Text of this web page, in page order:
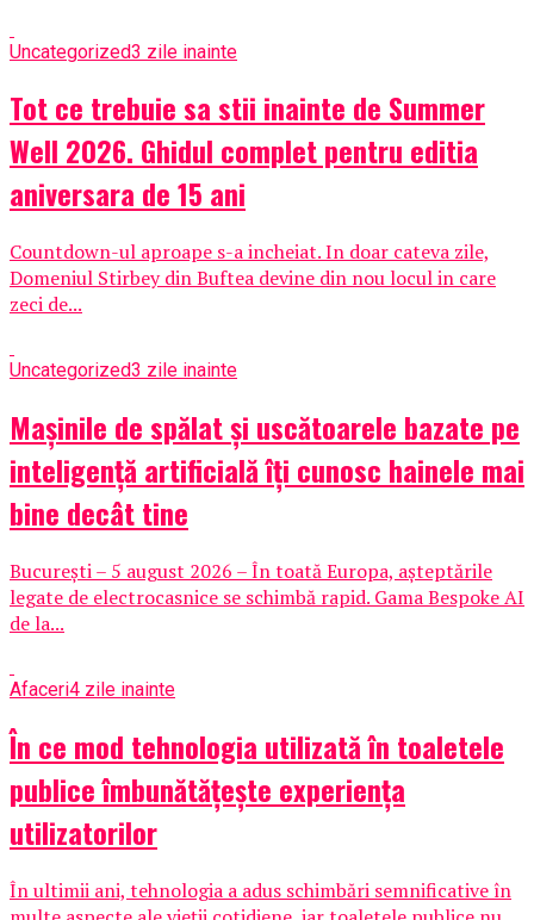
Uncategorized3 zile inainte
Tot ce trebuie sa stii inainte de Summer
Well 2026. Ghidul complet pentru editia
aniversara de 15 ani
Countdown-ul aproape s-a incheiat. In doar cateva zile,
Domeniul Stirbey din Buftea devine din nou locul in care
zeci de...
Uncategorized3 zile inainte
Mașinile de spălat și uscătoarele bazate pe
inteligență artificială îți cunosc hainele mai
bine decât tine
București – 5 august 2026 – În toată Europa, așteptările
legate de electrocasnice se schimbă rapid. Gama Bespoke AI
de la...
Afaceri4 zile inainte
În ce mod tehnologia utilizată în toaletele
publice îmbunătățește experiența
utilizatorilor
În ultimii ani, tehnologia a adus schimbări semnificative în